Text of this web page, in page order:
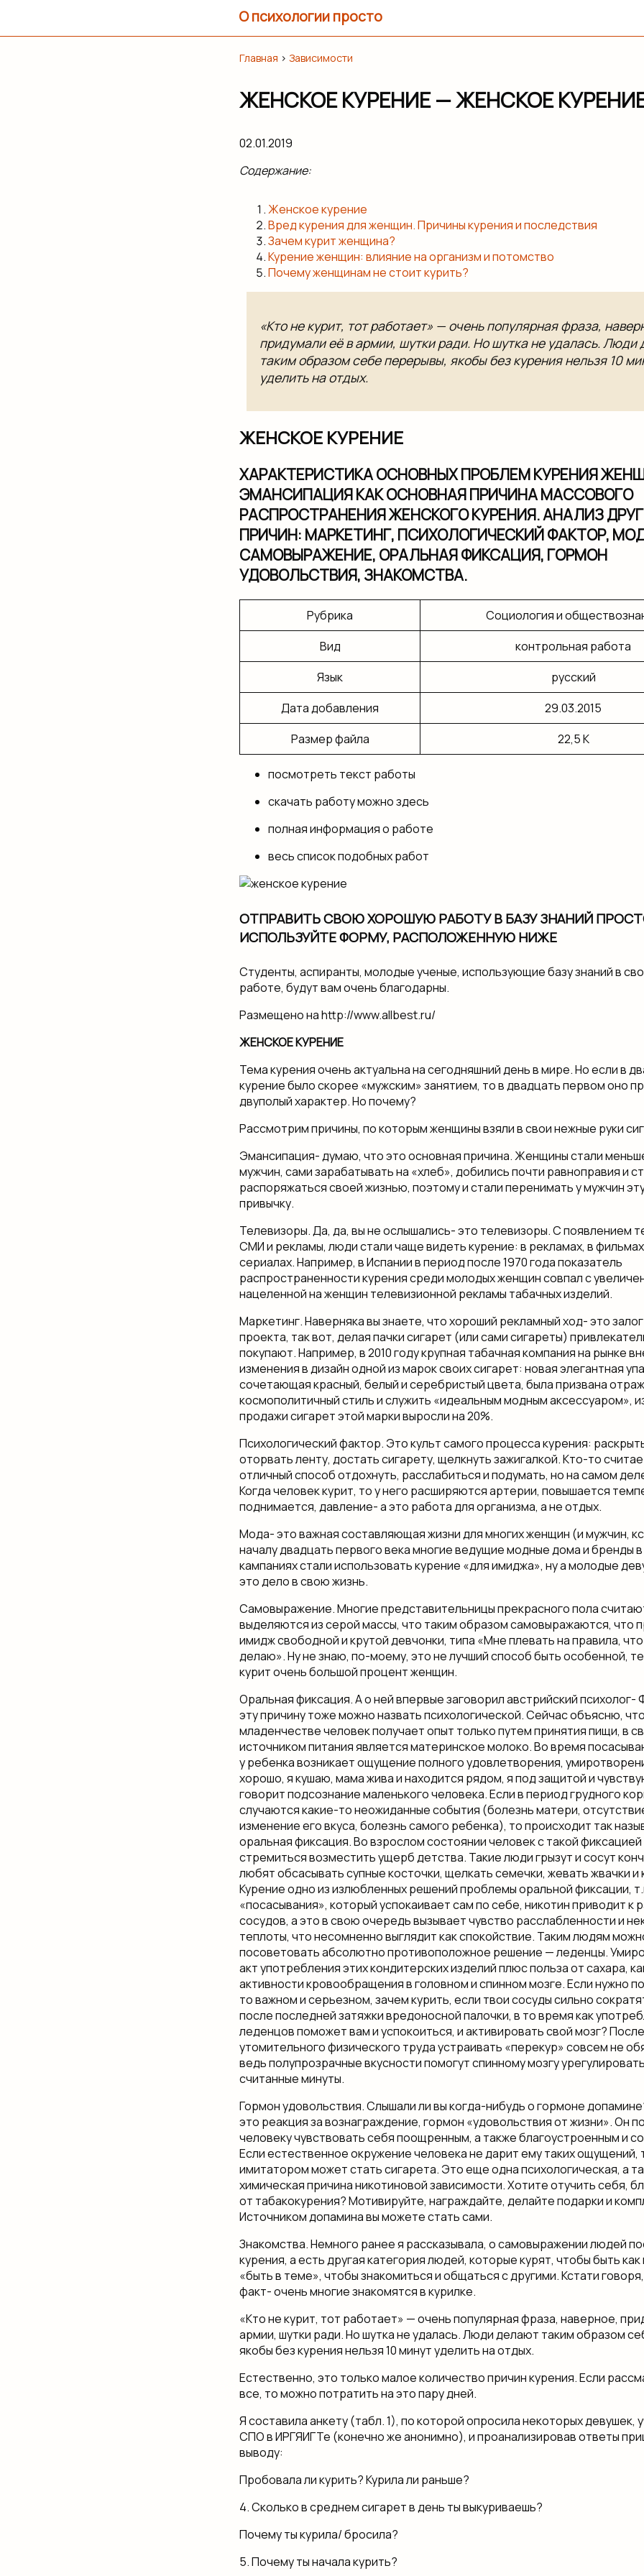
О психологии просто
Главная › Зависимости
ЖЕНСКОЕ КУРЕНИЕ — ЖЕНСКОЕ
02.01.2019
Содержание:
Женское курение
Вред курения для женщин. Причины курения и последствия
Зачем курит женщина?
Курение женщин: влияние на организм и потомство
Почему женщинам не стоит курить?
«Кто не курит, тот работает» — очень популярная фраза,
придумали её в армии, шутки ради. Но шутка не удалась. Люди
таким образом себе перерывы, якобы без курения нельзя 10
уделить на отдых.
ЖЕНСКОЕ КУРЕНИЕ
ХАРАКТЕРИСТИКА ОСНОВНЫХ ПРОБЛЕМ КУРЕНИЯ
ЭМАНСИПАЦИЯ КАК ОСНОВНАЯ ПРИЧИНА МАССОВОГО
РАСПРОСТРАНЕНИЯ ЖЕНСКОГО КУРЕНИЯ. АНАЛИЗ
ПРИЧИН: МАРКЕТИНГ, ПСИХОЛОГИЧЕСКИЙ ФАКТОР,
САМОВЫРАЖЕНИЕ, ОРАЛЬНАЯ ФИКСАЦИЯ, ГОРМОН
УДОВОЛЬСТВИЯ, ЗНАКОМСТВА.
Рубрика
Социология и
Вид
контрольная работа
Язык
русский
Дата добавления
29.03.2015
Размер файла
22,5 K
посмотреть текст работы
скачать работу можно здесь
полная информация о работе
весь список подобных работ
ОТПРАВИТЬ СВОЮ ХОРОШУЮ РАБОТУ В БАЗУ ЗНАНИЙ
ИСПОЛЬЗУЙТЕ ФОРМУ, РАСПОЛОЖЕННУЮ НИЖЕ
Студенты, аспиранты, молодые ученые, использующие базу знаний в
работе, будут вам очень благодарны.
Размещено на http://www.allbest.ru/
ЖЕНСКОЕКУРЕНИЕ
Тема курения очень актуальна на сегодняшний день в мире. Но если в
курение было скорее «мужским» занятием, то в двадцать первом оно
двуполый характер. Но почему?
Рассмотрим причины, по которым женщины взяли в свои нежные руки
Эмансипация- думаю, что это основная причина. Женщины стали
мужчин, сами зарабатывать на «хлеб», добились почти равноправия и
распоряжаться своей жизнью, поэтому и стали перенимать у мужчин
привычку.
Телевизоры. Да, да, вы не ослышались- это телевизоры. С появлением
СМИ и рекламы, люди стали чаще видеть курение: в рекламах, в
сериалах. Например, в Испании в период после 1970 года показатель
распространенности курения среди молодых женщин совпал с
нацеленной на женщин телевизионной рекламы табачных изделий.
Маркетинг. Наверняка вы знаете, что хороший рекламный ход- это
проекта, так вот, делая пачки сигарет (или сами сигареты)
покупают. Например, в 2010 году крупная табачная компания на рынке
изменения в дизайн одной из марок своих сигарет: новая элегантная
сочетающая красный, белый и серебристый цвета, была призвана
космополитичный стиль и служить «идеальным модным аксессуаром»,
продажи сигарет этой марки выросли на 20%.
Психологический фактор. Это культ самого процесса курения:
оторвать ленту, достать сигарету, щелкнуть зажигалкой. Кто-то
отличный способ отдохнуть, расслабиться и подумать, но на самом
Когда человек курит, то у него расширяются артерии, повышается
поднимается, давление- а это работа для организма, а не отдых.
Мода- это важная составляющая жизни для многих женщин (и мужчин,
началу двадцать первого века многие ведущие модные дома и бренды
кампаниях стали использовать курение «для имиджа», ну а молодые
это дело в свою жизнь.
Самовыражение. Многие представительницы прекрасного пола
выделяются из серой массы, что таким образом самовыражаются, что
имидж свободной и крутой девчонки, типа «Мне плевать на правила, что
делаю». Ну не знаю, по-моему, это не лучший способ быть особенной,
курит очень большой процент женщин.
Оральная фиксация. А о ней впервые заговорил австрийский психолог-
эту причину тоже можно назвать психологической. Сейчас объясню,
младенчестве человек получает опыт только путем принятия пищи, в
источником питания является материнское молоко. Во время
у ребенка возникает ощущение полного удовлетворения,
хорошо, я кушаю, мама жива и находится рядом, я под защитой и
говорит подсознание маленького человека. Если в период грудного
случаются какие-то неожиданные события (болезнь матери,
изменение его вкуса, болезнь самого ребенка), то происходит так
оральная фиксация. Во взрослом состоянии человек с такой фиксацией
стремиться возместить ущерб детства. Такие люди грызут и сосут
любят обсасывать супные косточки, щелкать семечки, жевать жвачки и
Курение одно из излюбленных решений проблемы оральной фиксации,
«посасывания», который успокаивает сам по себе, никотин приводит к
сосудов, а это в свою очередь вызывает чувство расслабленности и
теплоты, что несомненно выглядит как спокойствие. Таким людям
посоветовать абсолютно противоположное решение — леденцы.
акт употребления этих кондитерских изделий плюс польза от сахара,
активности кровообращения в головном и спинном мозге. Если нужно
то важном и серьезном, зачем курить, если твои сосуды сильно
после последней затяжки вредоносной палочки, в то время как
леденцов поможет вам и успокоиться, и активировать свой мозг? После
утомительного физического труда устраивать «перекур» совсем не
ведь полупрозрачные вкусности помогут спинному мозгу
считанные минуты.
Гормон удовольствия. Слышали ли вы когда-нибудь о гормоне
это реакция за вознаграждение, гормон «удовольствия от жизни». Он
человеку чувствовать себя поощренным, а также благоустроенным и
Если естественное окружение человека не дарит ему таких ощущений,
имитатором может стать сигарета. Это еще одна психологическая, а
химическая причина никотиновой зависимости. Хотите отучить себя,
от табакокурения? Мотивируйте, награждайте, делайте подарки и
Источником допамина вы можете стать сами.
Знакомства. Немного ранее я рассказывала, о самовыражении людей
курения, а есть другая категория людей, которые курят, чтобы быть
«быть в теме», чтобы знакомиться и общаться с другими. Кстати
факт- очень многие знакомятся в курилке.
«Кто не курит, тот работает» — очень популярная фраза, наверное,
армии, шутки ради. Но шутка не удалась. Люди делают таким образом
якобы без курения нельзя 10 минут уделить на отдых.
Естественно, это только малое количество причин курения. Если
все, то можно потратить на это пару дней.
Я составила анкету (табл. 1), по которой опросила некоторых девушек,
СПО в ИРГЯИГТе (конечно же анонимно), и проанализировав ответы
выводу:
Пробовала ли курить? Курила ли раньше?
4. Сколько в среднем сигарет в день ты выкуриваешь?
Почему ты курила/ бросила?
5. Почему ты начала курить?